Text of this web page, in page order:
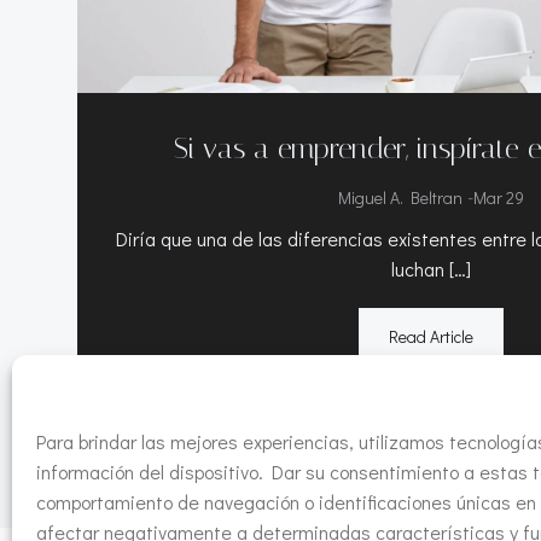
Para brindar las mejores experiencias, utilizamos
información del dispositivo. Dar su consentimiento a estas
comportamiento de navegación o identificaciones únicas
afectar negativamente a determinadas características y
Si vas a emprender, inspírate
Miguel A. Beltran -Mar 29
Diría que una de las diferencias existentes entre
luchan […]
Read Article